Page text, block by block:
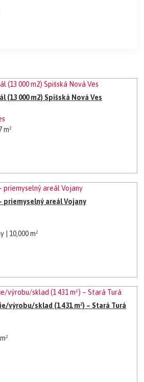
000 m2) Spišská Nová Ves
m²
priemyselný areál Vojany
| 10,000 m²
výrobu/sklad (1 431 m²) – Stará Turá